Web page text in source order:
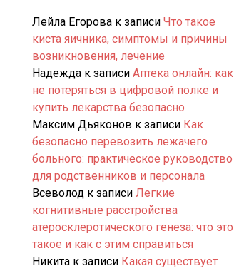
Лейла Егорова к записи Что такое
киста яичника, симптомы и причины
возникновения, лечение
Надежда к записи Аптека онлайн: как
не потеряться в цифровой полке и
купить лекарства безопасно
Максим Дьяконов к записи Как
безопасно перевозить лежачего
больного: практическое руководство
для родственников и персонала
Всеволод к записи Легкие
когнитивные расстройства
атеросклеротического генеза: что это
такое и как с этим справиться
Никита к записи Какая существует